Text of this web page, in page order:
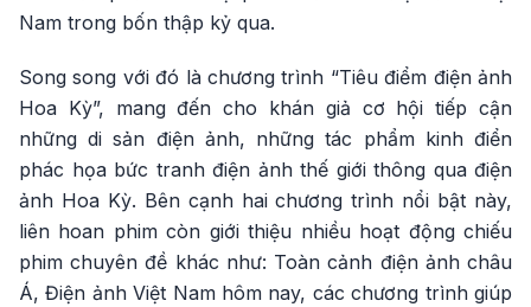
Nam trong bốn thập kỷ qua.
Song song với đó là chương trình “Tiêu điểm điện ảnh
Hoa Kỳ”, mang đến cho khán giả cơ hội tiếp cận
những di sản điện ảnh, những tác phẩm kinh điển
phác họa bức tranh điện ảnh thế giới thông qua điện
ảnh Hoa Kỳ. Bên cạnh hai chương trình nổi bật này,
liên hoan phim còn giới thiệu nhiều hoạt động chiếu
phim chuyên đề khác như: Toàn cảnh điện ảnh châu
Á, Điện ảnh Việt Nam hôm nay, các chương trình giúp